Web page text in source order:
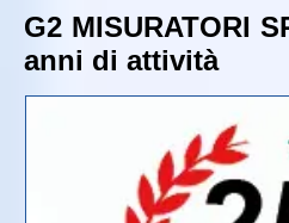
G2 MISURATORI
anni di attività